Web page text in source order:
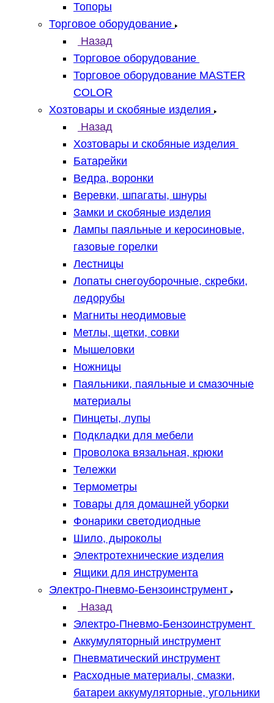
Топоры
Торговое оборудование
Назад
Торговое оборудование
Торговое оборудование MASTER
COLOR
Хозтовары и скобяные изделия
Назад
Хозтовары и скобяные изделия
Батарейки
Ведра, воронки
Веревки, шпагаты, шнуры
Замки и скобяные изделия
Лампы паяльные и керосиновые,
газовые горелки
Лестницы
Лопаты снегоуборочные, скребки,
ледорубы
Магниты неодимовые
Метлы, щетки, совки
Мышеловки
Ножницы
Паяльники, паяльные и смазочные
материалы
Пинцеты, лупы
Подкладки для мебели
Проволока вязальная, крюки
Тележки
Термометры
Товары для домашней уборки
Фонарики светодиодные
Шило, дыроколы
Электротехнические изделия
Ящики для инструмента
Электро-Пневмо-Бензоинструмент
Назад
Электро-Пневмо-Бензоинструмент
Аккумуляторный инструмент
Пневматический инструмент
Расходные материалы, смазки,
батареи аккумуляторные, угольники